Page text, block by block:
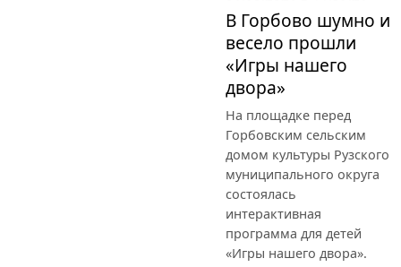
В Горбово шумно и
весело прошли
«Игры нашего
двора»
На площадке перед
Горбовским сельским
домом культуры Рузского
муниципального округа
состоялась
интерактивная
программа для детей
«Игры нашего двора».